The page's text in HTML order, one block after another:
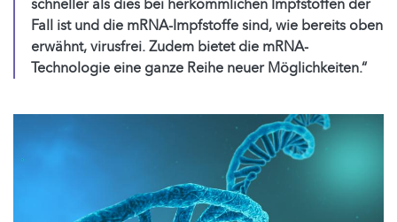
schneller als dies bei herkömmlichen Impfstoffen der
Fall ist und die mRNA-Impfstoffe sind, wie bereits oben
erwähnt, virusfrei. Zudem bietet die mRNA-
Technologie eine ganze Reihe neuer Möglichkeiten.“